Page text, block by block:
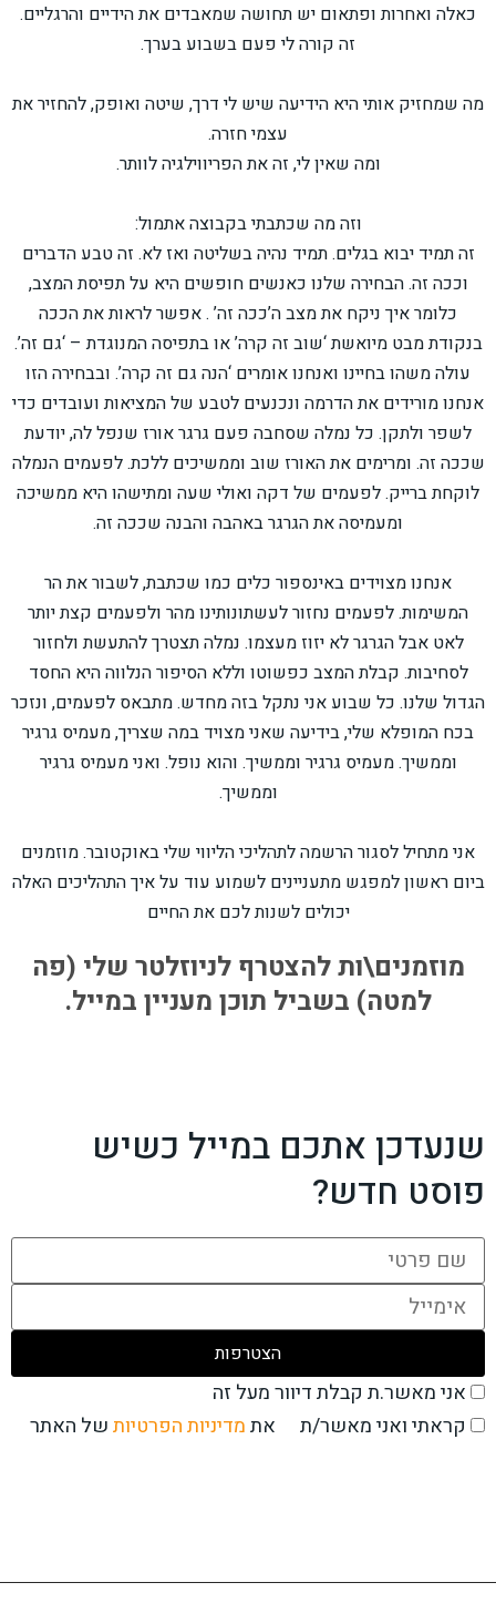
כאלה ואחרות ופתאום יש תחושה שמאבדים את הידיים והרגליים.
זה קורה לי פעם בשבוע בערך.
מה שמחזיק אותי היא הידיעה שיש לי דרך, שיטה ואופק, להחזיר את
עצמי חזרה.
ומה שאין לי, זה את הפריווילגיה לוותר.
וזה מה שכתבתי בקבוצה אתמול:
זה תמיד יבוא בגלים. תמיד נהיה בשליטה ואז לא. זה טבע הדברים
וככה זה. הבחירה שלנו כאנשים חופשים היא על תפיסת המצב,
כלומר איך ניקח את מצב ה’ככה זה’ . אפשר לראות את הככה
בנקודת מבט מיואשת ‘שוב זה קרה’ או בתפיסה המנוגדת – ‘גם זה’.
עולה משהו בחיינו ואנחנו אומרים ‘הנה גם זה קרה’. ובבחירה הזו
אנחנו מורידים את הדרמה ונכנעים לטבע של המציאות ועובדים כדי
לשפר ולתקן. כל נמלה שסחבה פעם גרגר אורז שנפל לה, יודעת
שככה זה. ומרימים את האורז שוב וממשיכים ללכת. לפעמים הנמלה
לוקחת ברייק. לפעמים של דקה ואולי שעה ומתישהו היא ממשיכה
ומעמיסה את הגרגר באהבה והבנה שככה זה.
אנחנו מצוידים באינספור כלים כמו שכתבת, לשבור את הר
המשימות. לפעמים נחזור לעשתונותינו מהר ולפעמים קצת יותר
לאט אבל הגרגר לא יזוז מעצמו. נמלה תצטרך להתעשת ולחזור
לסחיבות. קבלת המצב כפשוטו וללא הסיפור הנלווה היא החסד
הגדול שלנו. כל שבוע אני נתקל בזה מחדש. מתבאס לפעמים, ונזכר
בכח המופלא שלי, בידיעה שאני מצויד במה שצריך, מעמיס גרגיר
וממשיך. מעמיס גרגיר וממשיך. והוא נופל. ואני מעמיס גרגיר
וממשיך.
אני מתחיל לסגור הרשמה לתהליכי הליווי שלי באוקטובר. מוזמנים
ביום ראשון למפגש מתעניינים לשמוע עוד על איך התהליכים האלה
יכולים לשנות לכם את החיים
מוזמנים\ות להצטרף לניוזלטר שלי (פה
למטה) בשביל תוכן מעניין במייל.
שנעדכן אתכם במייל כשיש
פוסט חדש?
אני מאשר.ת קבלת דיוור מעל זה
קראתי ואני מאשר/ת
אתמדיניות הפרטיותשל האתר